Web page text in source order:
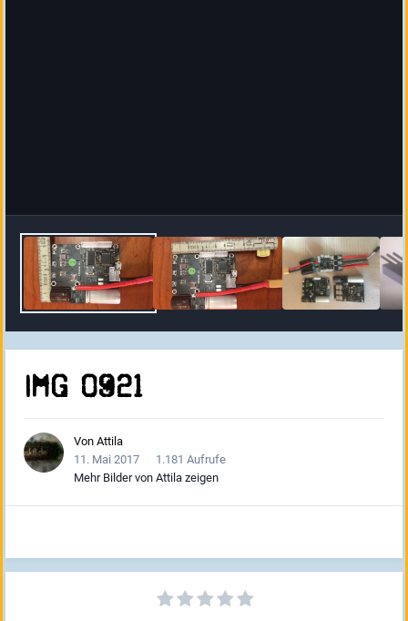
IMG 0921
Von Attila
11. Mai 2017
1.181 Aufrufe
Mehr Bilder von Attila zeigen